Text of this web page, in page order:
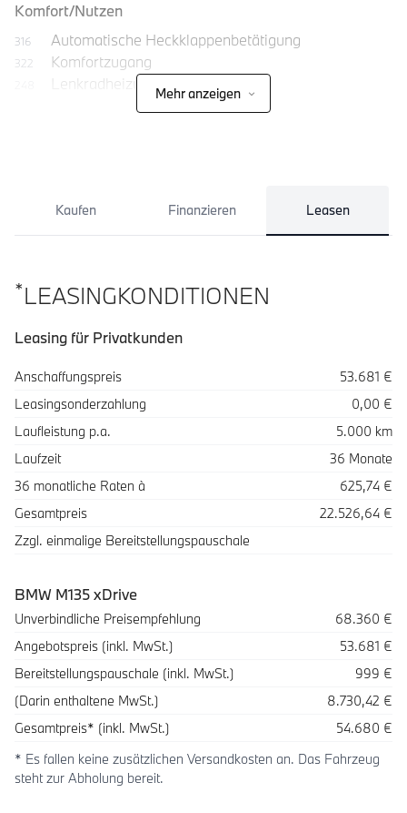
Komfort/Nutzen
316 Automatische Heckklappenbetätigung
322 Komfortzugang
Lenkradheizung
Panorama-Glasdach
Mehr anzeigen
Kaufen Finanzieren Leasen
*LEASINGKONDITIONEN
Leasing für Privatkunden
SpezifikationWert
Anschaffungspreis
53.681 €
Leasingsonderzahlung
0,00 €
Laufleistung p.a.
5.000 km
Laufzeit
36 Monate
36 monatliche Raten à
625,74 €
Gesamtpreis
22.526,64 €
Zzgl. einmalige Bereitstellungspauschale
BMW M135 xDrive
Beschreibung Betrag
Unverbindliche Preisempfehlung
68.360 €
Angebotspreis (inkl. MwSt.)
53.681 €
Bereitstellungspauschale (inkl. MwSt.)
999 €
(Darin enthaltene MwSt.)
8.730,42 €
Gesamtpreis* (inkl. MwSt.)
54.680 €
* Es fallen keine zusätzlichen Versandkosten an. Das Fahrzeug
steht zur Abholung bereit.